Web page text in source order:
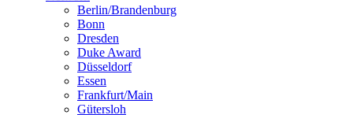
Berlin/Brandenburg
Bonn
Dresden
Duke Award
Düsseldorf
Essen
Frankfurt/Main
Gütersloh